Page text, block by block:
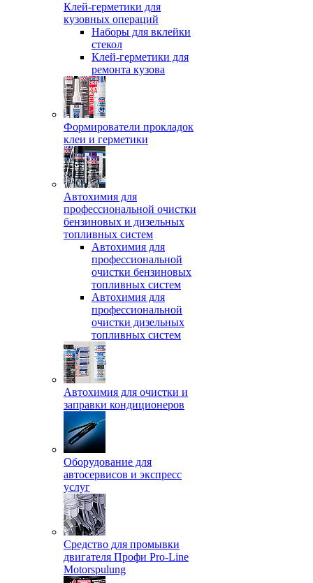
Клей-герметики для
кузовных операций
Наборы для вклейки
стекол
Клей-герметики для
ремонта кузова
Формирователи прокладок
клеи и герметики
Автохимия для
профессиональной очистки
бензиновых и дизельных
топливных систем
Автохимия для
профессиональной
очистки бензиновых
топливных систем
Автохимия для
профессиональной
очистки дизельных
топливных систем
Автохимия для очистки и
заправки кондиционеров
Оборудование для
автосервисов и экспресс
услуг
Средство для промывки
двигателя Профи Pro-Line
Motorspulung